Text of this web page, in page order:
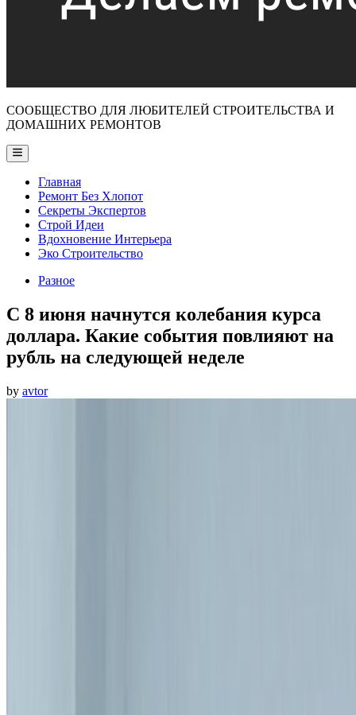
СООБЩЕСТВО ДЛЯ ЛЮБИТЕЛЕЙ СТРОИТЕЛЬСТВА И
ДОМАШНИХ РЕМОНТОВ
Main
Menu
Главная
Ремонт Без Хлопот
Секреты Экспертов
Строй Идеи
Вдохновение Интерьера
Эко Строительство
PostedРазное
С 8 июня начнутся колебания курса
доллара. Какие события повлияют на
рубль на следующей неделе
by avtor